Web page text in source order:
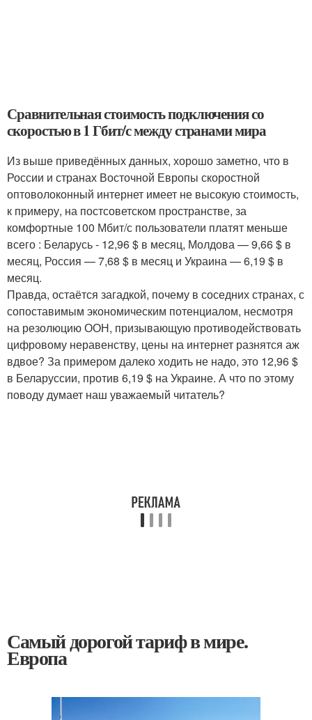
Сравнительная стоимость подключения со
скоростью в 1 Гбит/с между странами мира
Из выше приведённых данных, хорошо заметно, что в
России и странах Восточной Европы скоростной
оптоволоконный интернет имеет не высокую стоимость,
к примеру, на постсоветском пространстве, за
комфортные 100 Мбит/с пользователи платят меньше
всего : Беларусь - 12,96 $ в месяц, Молдова — 9,66 $ в
месяц, Россия — 7,68 $ в месяц и Украина — 6,19 $ в
месяц.
Правда, остаётся загадкой, почему в соседних странах, с
сопоставимым экономическим потенциалом, несмотря
на резолюцию ООН, призывающую противодействовать
цифровому неравенству, цены на интернет разнятся аж
вдвое? За примером далеко ходить не надо, это 12,96 $
в Беларуссии, против 6,19 $ на Украине. А что по этому
поводу думает наш уважаемый читатель?
Самый дорогой тариф в мире.
Европа